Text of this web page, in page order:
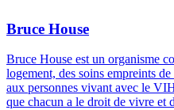
Bruce House
Bruce House est un organisme
logement, des soins empreints
aux personnes vivant avec le
que chacun a le droit de vivre et